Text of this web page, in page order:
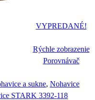
VYPREDANÉ!
Rýchle zobrazenie
Porovnávač
a sukne, Nohavice
STARK 3392-118